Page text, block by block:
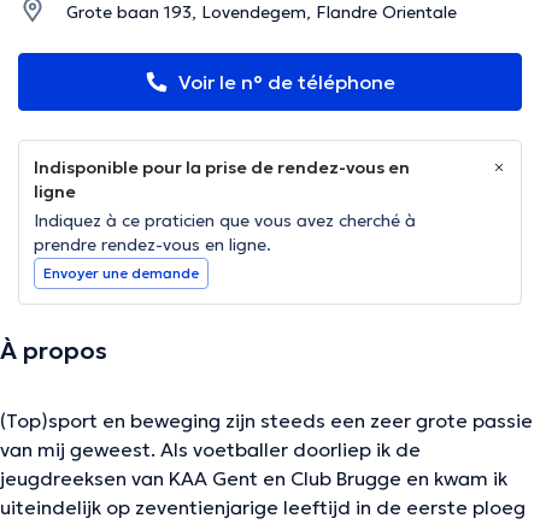
Grote baan 193, Lovendegem, Flandre Orientale
Voir le n° de téléphone
Indisponible pour la prise de rendez-vous en
ligne
Indiquez à ce praticien que vous avez cherché à
prendre rendez-vous en ligne.
Envoyer une demande
À propos
(Top)sport en beweging zijn steeds een zeer grote passie
van mij geweest. Als voetballer doorliep ik de
jeugdreeksen van KAA Gent en Club Brugge en kwam ik
uiteindelijk op zeventienjarige leeftijd in de eerste ploeg